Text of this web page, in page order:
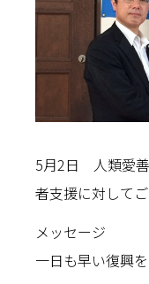
5月2日 人類愛
者支援に対して
メッセージ
一日も早い復興